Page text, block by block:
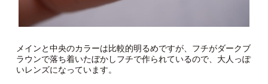
メインと中央のカラーは比較的明るめですが、フチがダークブ
ラウンで落ち着いたぼかしフチで作られているので、大人っぽ
いレンズになっています。